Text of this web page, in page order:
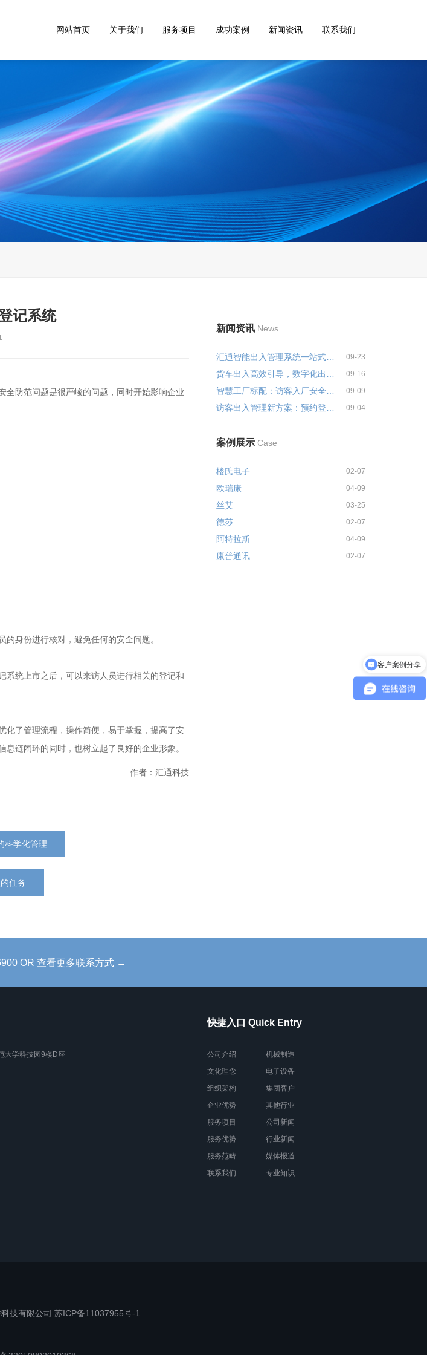
网站首页 关于我们 服务项目 成功案例 新闻资讯 联系我们
记系统
全防范问题是很严峻的问题，同时开始影响企业
身份进行核对，避免任何的安全问题。
系统上市之后，可以来访人员进行相关的登记和
化了管理流程，操作简便，易于掌握，提高了安
链闭环的同时，也树立起了良好的企业形象。
作者：汇通科技
科学化管理
任务
新闻资讯 News
汇通智能出入管理系统一站式解决... 09-23
09-16
09-09
09-04
案例展示 Case
楼氏电子 02-07
欧瑞康 04-09
丝艾 03-25
德莎 02-07
阿特拉斯 04-09
康普通讯 02-07
OR 查看更多联系方式 →
大学科技园9楼D座
快捷入口 Quick Entry
公司介绍
文化理念
组织架构
企业优势
服务项目
服务优势
服务范畴
联系我们
机械制造
电子设备
集团客户
其他行业
公司新闻
行业新闻
媒体报道
专业知识
技有限公司 苏ICP备11037955号-1
客户案例分享
产品报价